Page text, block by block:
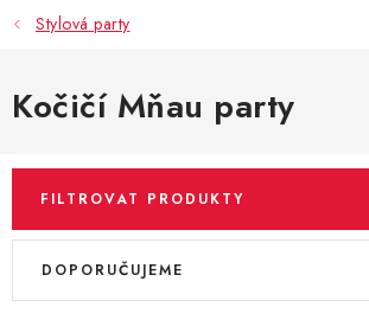
DEKORACE A VÝZDOBA
BALÓNKY
SVATEBNÍ DOPLŇKY
Stylová party
Kočičí Mňau party
FILTROVAT PRODUKTY
V
Ř
DOPORUČUJEME